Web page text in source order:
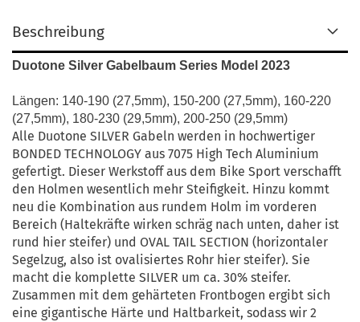
Beschreibung
Duotone Silver Gabelbaum Series Model 2023
Längen: 140-190 (27,5mm), 150-200 (27,5mm), 160-220
(27,5mm), 180-230 (29,5mm), 200-250 (29,5mm)
Alle Duotone SILVER Gabeln werden in hochwertiger
BONDED TECHNOLOGY aus 7075 High Tech Aluminium
gefertigt. Dieser Werkstoff aus dem Bike Sport verschafft
den Holmen wesentlich mehr Steifigkeit. Hinzu kommt
neu die Kombination aus rundem Holm im vorderen
Bereich (Haltekräfte wirken schräg nach unten, daher ist
rund hier steifer) und OVAL TAIL SECTION (horizontaler
Segelzug, also ist ovalisiertes Rohr hier steifer). Sie
macht die komplette SILVER um ca. 30% steifer.
Zusammen mit dem gehärteten Frontbogen ergibt sich
eine gigantische Härte und Haltbarkeit, sodass wir 2